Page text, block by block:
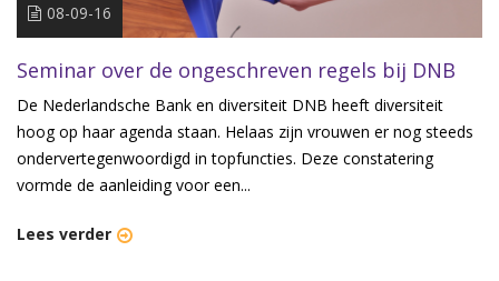
08-09-16
Seminar over de ongeschreven regels bij DNB
De Nederlandsche Bank en diversiteit DNB heeft diversiteit
hoog op haar agenda staan. Helaas zijn vrouwen er nog steeds
ondervertegenwoordigd in topfuncties. Deze constatering
vormde de aanleiding voor een...
Lees verder